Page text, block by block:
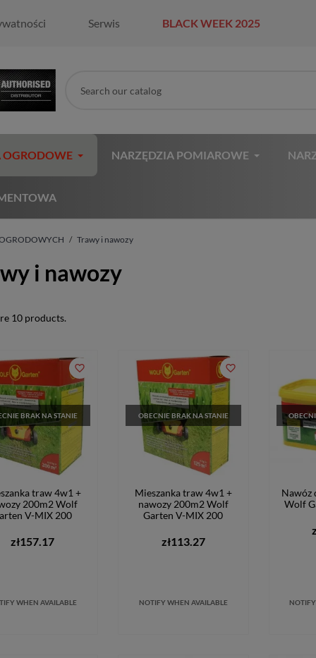
Serwis BLACK WEEK 2025
OGRODOWE NARZĘDZIA POMIAROWE
Trawy i nawozy
i nawozy
10 products.
BRAK NA STANIE
traw 4w1 +
200m2 Wolf
V-MIX 200
zł157.17
WHEN AVAILABLE
favorite_border
OBECNIE BRAK NA STANIE
Mieszanka traw 4w1 +
nawozy 200m2 Wolf
Garten V-MIX 200
zł113.27
NOTIFY WHEN AVAILABLE
favorite_border
Nawóz
Wolf